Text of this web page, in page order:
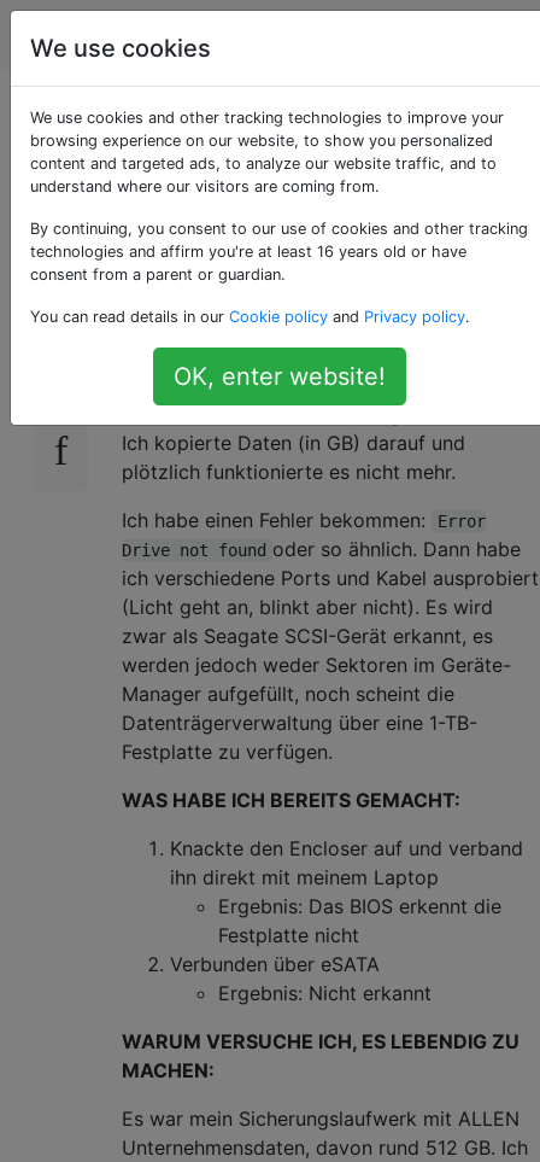
Computerbenutzer
Seagate-Erweiterung
wird nicht als
Festplatte geladen
0
Ich bin tief erschrocken, als meine tragbare 1-
TB-Seagate Expanstion-Festplatte
(STBX1000301) plötzlich nicht mehr
funktioniert. Es funktionierte gut, wie frisch.
Ich kopierte Daten (in GB) darauf und
plötzlich funktionierte es nicht mehr.
Ich habe einen Fehler bekommen:
Error
Drive not found oder so ähnlich. Dann habe
ich verschiedene Ports und Kabel ausprobiert
(Licht geht an, blinkt aber nicht). Es wird
zwar als Seagate SCSI-Gerät erkannt, es
werden jedoch weder Sektoren im Geräte-
Manager aufgefüllt, noch scheint die
Datenträgerverwaltung über eine 1-TB-
Festplatte zu verfügen.
WAS HABE ICH BEREITS GEMACHT:
Knackte den Encloser auf und verband
ihn direkt mit meinem Laptop
Ergebnis: Das BIOS erkennt die
Festplatte nicht
Verbunden über eSATA
Ergebnis: Nicht erkannt
WARUM VERSUCHE ICH, ES LEBENDIG ZU
MACHEN:
Es war mein Sicherungslaufwerk mit ALLEN
Unternehmensdaten, davon rund 512 GB. Ich
We use cookies
We use cookies and other tracking technologies to improve your
browsing experience on our website, to show you personalized
content and targeted ads, to analyze our website traffic, and to
understand where our visitors are coming from.
By continuing, you consent to our use of cookies and other tracking
technologies and affirm you're at least 16 years old or have
consent from a parent or guardian.
You can read details in our Cookie policy and Privacy policy.
OK, enter website!